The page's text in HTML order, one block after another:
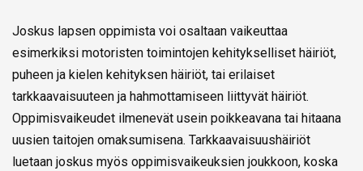
Joskus lapsen oppimista voi osaltaan vaikeuttaa
esimerkiksi motoristen toimintojen kehitykselliset häiriöt,
puheen ja kielen kehityksen häiriöt, tai erilaiset
tarkkaavaisuuteen ja hahmottamiseen liittyvät häiriöt.
Oppimisvaikeudet ilmenevät usein poikkeavana tai hitaana
uusien taitojen omaksumisena. Tarkkaavaisuushäiriöt
luetaan joskus myös oppimisvaikeuksien joukkoon, koska